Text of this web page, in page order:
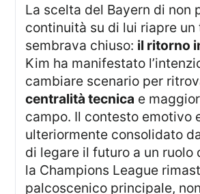
La scelta del Bayern di non puntare con
continuità su di lui riapre un
sembrava chiuso: il ritorno
Kim ha manifestato
cambiare scenario per
centralità tecnica e
campo. Il contesto emotivo
ulteriormente consolidato
di legare il futuro a un ruolo
la Champions League
palcoscenico principale,